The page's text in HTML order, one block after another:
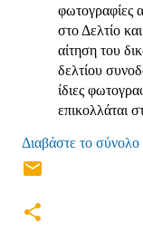
φωτογραφίες
στο Δελτίο
αίτηση του
δελτίου
ίδιες
επικολλάται
Διαβάστε το